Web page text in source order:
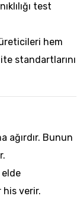
test
hem
standartlarını
ağırdır. Bunun
elde
verir.